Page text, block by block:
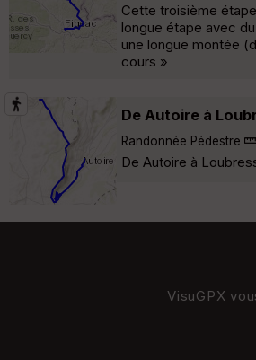
Cette troisième
longue étape avec
une longue montée
cours »
De Autoire à
Randonnée Pédestre
De Autoire à
VisuGPX